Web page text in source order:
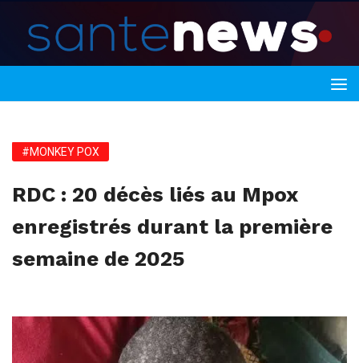
#MONKEY POX
RDC : 20 décès liés au Mpox
enregistrés durant la première
semaine de 2025